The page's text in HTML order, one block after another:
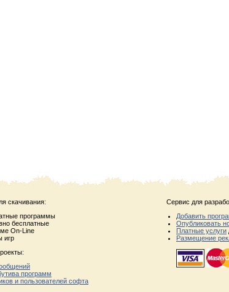
скачивания:
программы
бесплатные
On-Line
игр
программ
и пользователей софта
Сервис для
Добавить
Опубликовать
Платные услуги
Размещение